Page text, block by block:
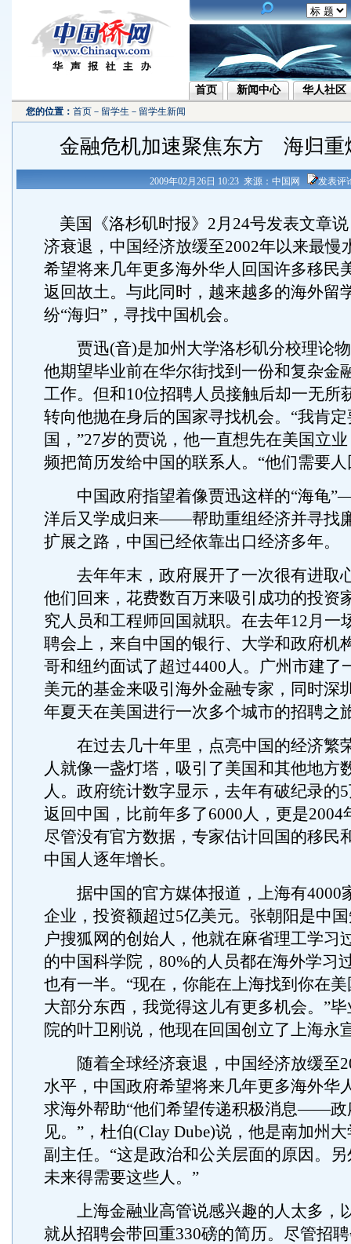
首页 新闻中心 华人社区
您的位置： 首页 － 留学生 － 留学生新闻
金融危机加速聚焦东方 海归重
2009年02月26日 10:23 来源：中国网 发表评
美国《洛杉矶时报》2月24号发表文章
济衰退，中国经济放缓至2002年以来最慢
希望将来几年更多海外华人回国许多移民
返回故土。与此同时，越来越多的海外留
纷“海归”，寻找中国机会。
贾迅(音)是加州大学洛杉矶分校理论物
他期望毕业前在华尔街找到一份和复杂金
工作。但和10位招聘人员接触后却一无所
转向他抛在身后的国家寻找机会。“我肯
国，”27岁的贾说，他一直想先在美国立
频把简历发给中国的联系人。“他们需要人
中国政府指望着像贾迅这样的“海龟
洋后又学成归来——帮助重组经济并寻找
扩展之路，中国已经依靠出口经济多年。
去年年末，政府展开了一次很有进取
他们回来，花费数百万来吸引成功的投资
究人员和工程师回国就职。在去年12月一
聘会上，来自中国的银行、大学和政府机
哥和纽约面试了超过4400人。广州市建了
美元的基金来吸引海外金融专家，同时深
年夏天在美国进行一次多个城市的招聘之
在过去几十年里，点亮中国的经济繁
人就像一盏灯塔，吸引了美国和其他地方
人。政府统计数字显示，去年有破纪录的
返回中国，比前年多了6000人，更是2004
尽管没有官方数据，专家估计回国的移民
中国人逐年增长。
据中国的官方媒体报道，上海有4000
企业，投资额超过5亿美元。张朝阳是中
户搜狐网的创始人，他就在麻省理工学习
的中国科学院，80%的人员都在海外学习
也有一半。“现在，你能在上海找到你在
大部分东西，我觉得这儿有更多机会。”
院的叶卫刚说，他现在回国创立了上海永
随着全球经济衰退，中国经济放缓至
水平，中国政府希望将来几年更多海外华
求海外帮助“他们希望传递积极消息——政
见。”，杜伯(Clay Dube)说，他是南加州
副主任。“这是政治和公关层面的原因。
未来得需要这些人。”
上海金融业高管说感兴趣的人太多，
就从招聘会带回重330磅的简历。尽管招